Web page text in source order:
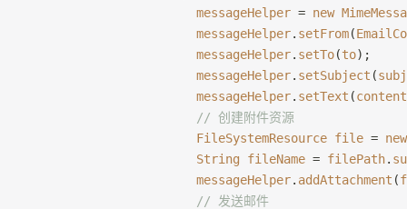
                        messageHelper
= new
                        messageHelper
. setFrom(
                        messageHelper
. setTo(to);
                        messageHelper
. setSubject (
                        messageHelper
. setText (content
                        // 创建附件资源
                        FileSystemResource
file = new
                        String
fileName = filePath.
                        messageHelper
. addAttachment (
                        // 发送邮件